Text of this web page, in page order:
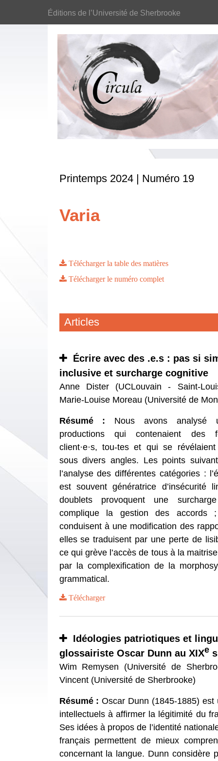
Éditions de l’Université de Sherbrooke
Printemps 2024 | Numéro 19
Varia
Télécharger la table des matières
Télécharger le numéro complet
Articles
Écrire avec des .e.s : pas si
inclusive et surcharge cognitive
Anne Dister (UCLouvain - Saint-
Marie-Louise Moreau (Université de
Résumé : Nous avons analysé
productions qui contenaient des
client·e·s, tou-tes et qui se révélaient
sous divers angles. Les points
l’analyse des différentes catégories :
est souvent génératrice d’insécurité
doublets provoquent une
complique la gestion des accords
conduisent à une modification des
elles se traduisent par une perte de
ce qui grève l’accès de tous à la
par la complexification de la
grammatical.
Télécharger
Idéologies patriotiques et
glossairiste Oscar Dunn au XIXe
Wim Remysen (Université de
Vincent (Université de Sherbrooke)
Résumé :Oscar Dunn (1845-1885) est
intellectuels à affirmer la légitimité du
Ses idées à propos de l’identité
français permettent de mieux
concernant la langue. Dunn considère